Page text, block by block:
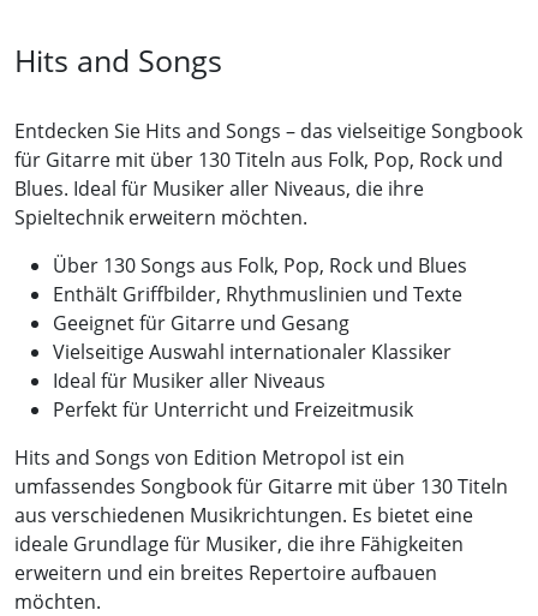
Hits and Songs
Entdecken Sie Hits and Songs – das vielseitige Songbook
für Gitarre mit über 130 Titeln aus Folk, Pop, Rock und
Blues. Ideal für Musiker aller Niveaus, die ihre
Spieltechnik erweitern möchten.
Über 130 Songs aus Folk, Pop, Rock und Blues
Enthält Griffbilder, Rhythmuslinien und Texte
Geeignet für Gitarre und Gesang
Vielseitige Auswahl internationaler Klassiker
Ideal für Musiker aller Niveaus
Perfekt für Unterricht und Freizeitmusik
Hits and Songs von Edition Metropol ist ein
umfassendes Songbook für Gitarre mit über 130 Titeln
aus verschiedenen Musikrichtungen. Es bietet eine
ideale Grundlage für Musiker, die ihre Fähigkeiten
erweitern und ein breites Repertoire aufbauen
möchten.